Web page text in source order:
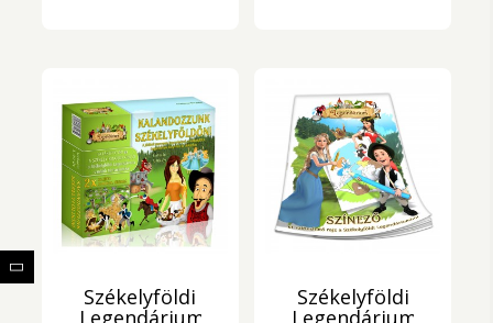
Székelyföldi
Legendárium
Székelyföldi
Legendárium